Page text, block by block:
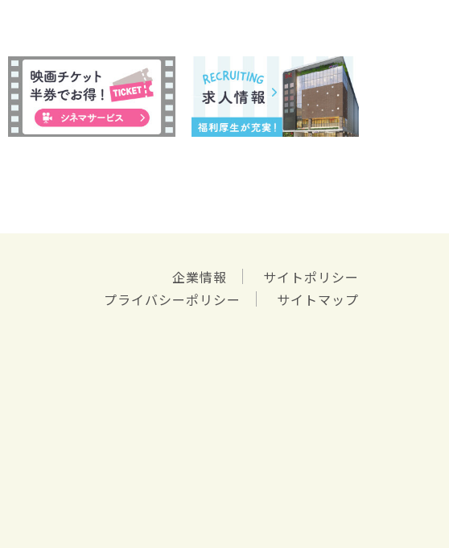
企業情報
サイトポリシー
プライバシーポリシー
サイトマップ